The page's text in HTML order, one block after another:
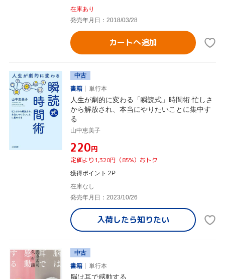
在庫あり
発売年月日：2018/03/28
カートへ追加
中古
書籍
単行本
人生が劇的に変わる「瞬読式」時間術 忙しさ
から解放され、本当にやりたいことに集中す
る
山中恵美子
¥220円
定価より1,320円（85%）おトク
獲得ポイント 2P
在庫なし
発売年月日：2023/10/26
入荷したら知りたい
中古
書籍
単行本
脳は耳で感動する